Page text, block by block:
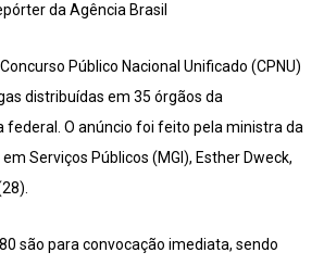
da Agência Brasil
Público Nacional Unificado (CPNU)
distribuídas em 35 órgãos da
federal. O anúncio foi feito pela ministra da
Serviços Públicos (MGI), Esther Dweck,
são para convocação imediata, sendo